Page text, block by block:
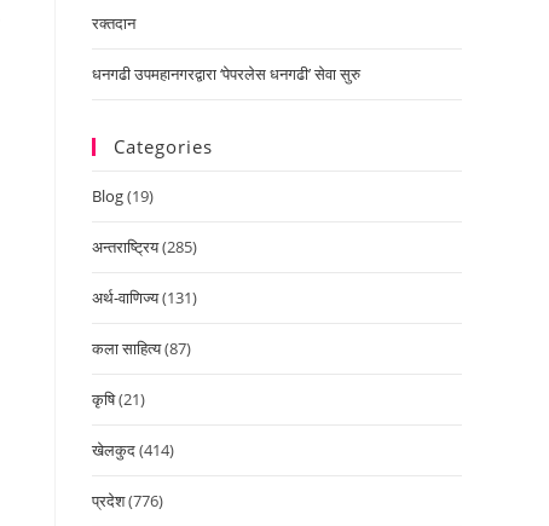
रक्तदान
धनगढी उपमहानगरद्वारा ‘पेपरलेस धनगढी’ सेवा सुरु
Categories
Blog(19)
अन्तराष्ट्रिय(285)
अर्थ-वाणिज्य(131)
कला साहित्य(87)
कृषि(21)
खेलकुद(414)
प्रदेश(776)